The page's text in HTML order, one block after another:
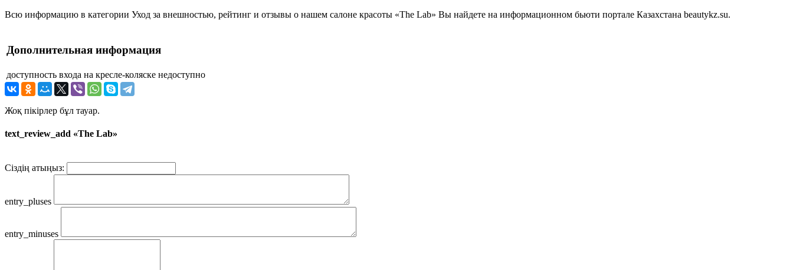
Всю информацию в категории Уход за внешностью, рейтинг и отзывы о нашем салоне красоты «The Lab» Вы найдете на информационном бьюти портале Казахстана beautykz.su.
Дополнительная информация
доступность входа на кресле-коляске недоступно
Жоқ пікірлер бұл тауар.
text_review_add «The Lab»
Сіздің атыңыз:
entry_pluses
entry_minuses